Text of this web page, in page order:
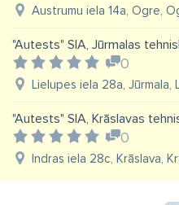
Austrumu iela 14a, Ogre,
"Autests" SIA, Jūrmalas
0
Lielupes iela 28a, Jūrmala,
"Autests" SIA, Krāslavas
0
Indras iela 28c, Krāslava,